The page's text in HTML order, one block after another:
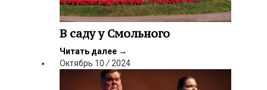
В саду у Смольного
Читать далее →
Октябрь 10 / 2024